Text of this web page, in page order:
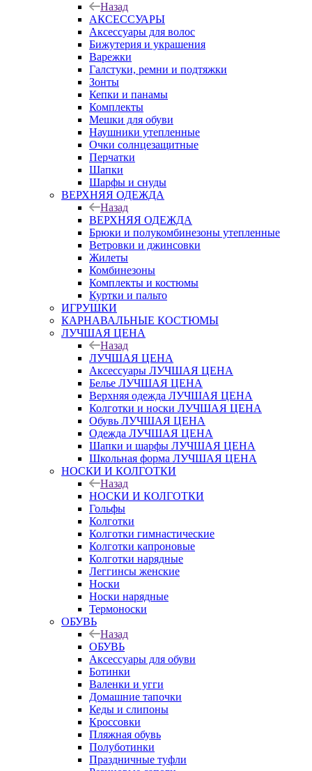
Назад
АКСЕССУАРЫ
Аксессуары для волос
Бижутерия и украшения
Варежки
Галстуки, ремни и подтяжки
Зонты
Кепки и панамы
Комплекты
Мешки для обуви
Наушники утепленные
Очки солнцезащитные
Перчатки
Шапки
Шарфы и снуды
ВЕРХНЯЯ ОДЕЖДА
Назад
ВЕРХНЯЯ ОДЕЖДА
Брюки и полукомбинезоны утепленные
Ветровки и джинсовки
Жилеты
Комбинезоны
Комплекты и костюмы
Куртки и пальто
ИГРУШКИ
КАРНАВАЛЬНЫЕ КОСТЮМЫ
ЛУЧШАЯ ЦЕНА
Назад
ЛУЧШАЯ ЦЕНА
Аксессуары ЛУЧШАЯ ЦЕНА
Белье ЛУЧШАЯ ЦЕНА
Верхняя одежда ЛУЧШАЯ ЦЕНА
Колготки и носки ЛУЧШАЯ ЦЕНА
Обувь ЛУЧШАЯ ЦЕНА
Одежда ЛУЧШАЯ ЦЕНА
Шапки и шарфы ЛУЧШАЯ ЦЕНА
Школьная форма ЛУЧШАЯ ЦЕНА
НОСКИ И КОЛГОТКИ
Назад
НОСКИ И КОЛГОТКИ
Гольфы
Колготки
Колготки гимнастические
Колготки капроновые
Колготки нарядные
Леггинсы женские
Носки
Носки нарядные
Термоноски
ОБУВЬ
Назад
ОБУВЬ
Аксессуары для обуви
Ботинки
Валенки и угги
Домашние тапочки
Кеды и слипоны
Кроссовки
Пляжная обувь
Полуботинки
Праздничные туфли